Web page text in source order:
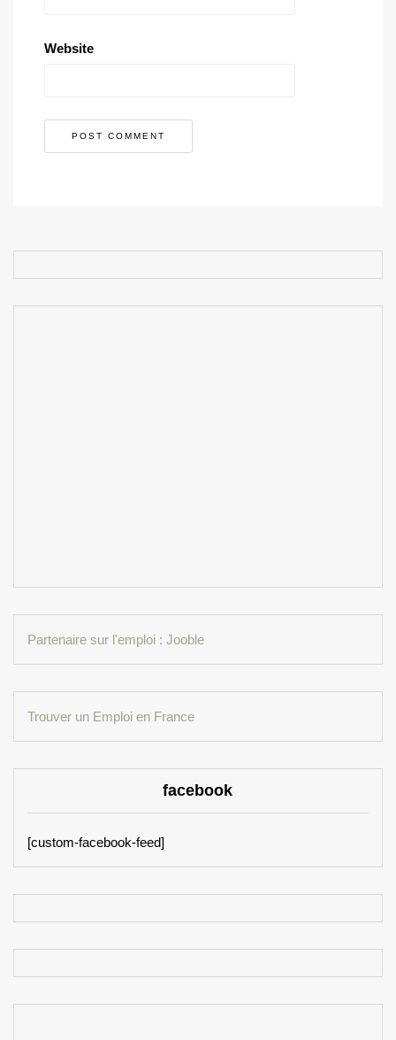
Website
Partenaire sur l'emploi : Jooble
Trouver un Emploi en France
facebook
[custom-facebook-feed]